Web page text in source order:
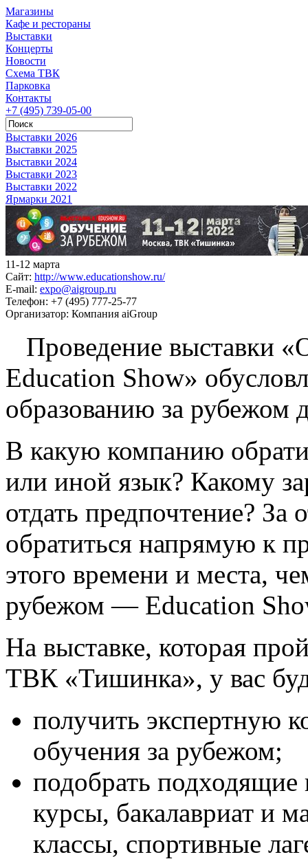
Магазины
Кафе и рестораны
Выставки
Концерты
Новости
Схема ТВК
Парковка
Контакты
+7 (495) 739-05-00
Выставки 2026
Выставки 2025
Выставки 2024
Выставки 2023
Выставки 2022
Ярмарки 2021
11-12 марта
Сайт: http://www.educationshow.ru/
E-mail: expo@aigroup.ru
Телефон: +7 (495) 777-25-77
Организатор: Компания aiGroup
Проведение выставки
Education Show»
образованию за рубежом
В какую компанию
или иной язык? Какому
отдать предпочтение? За
обратиться напрямую к
этого времени и места,
рубежом — Education
На выставке, которая
ТВК «Тишинка», у вас
получить экспертную
обучения за рубежом;
подобрать
курсы, бакалавриат и
классы, спортивные